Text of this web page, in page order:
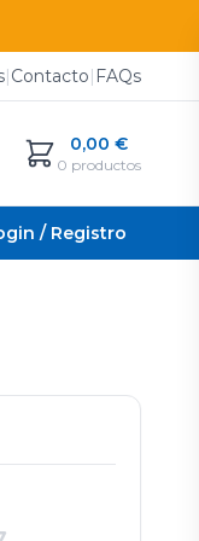
|Contacto| FAQs
0,00 €
0 productos
/ Registro